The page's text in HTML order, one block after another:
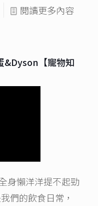
閱讀更多內容
&Dyson【寵物知
身懶洋洋提不起勁
們的飲食日常，